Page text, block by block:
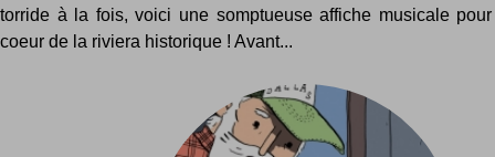
torride à la fois, voici une somptueuse affiche musicale
coeur de la riviera historique ! Avant...